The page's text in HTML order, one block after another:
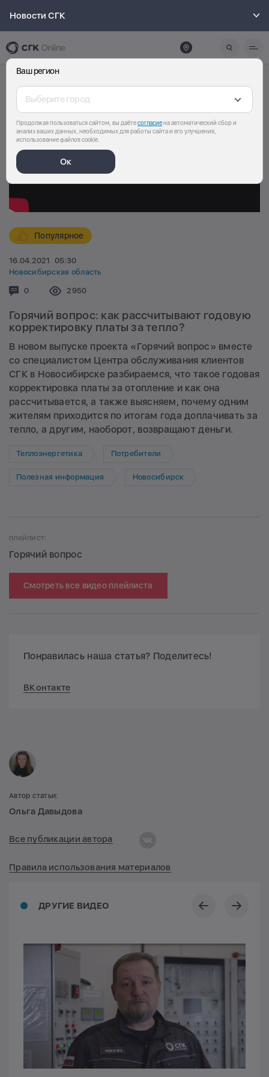
Новости СГК
Ваш регион
Выберите город
Продолжая пользоваться сайтом, вы даётесогласиена автоматический сбор и
анализ ваших данных, необходимых для работы сайта и его улучшения,
использование файлов cookie.
Ок
Популярное
16.04.2021 05:30
Новосибирская область
Комментариев:
0 Просмотров:
2950
Горячий вопрос: как рассчитывают годовую
корректировку платы за тепло?
В новом выпуске проекта «Горячий вопрос» вместе
со специалистом Центра обслуживания клиентов
СГК в Новосибирске разбираемся, что такое годовая
корректировка платы за отопление и как она
рассчитывается, а также выясняем, почему одним
жителям приходится по итогам года доплачивать за
тепло, а другим, наоборот, возвращают деньги.
Теплоэнергетика Потребители
Полезная информация Новосибирск
плейлист:
Горячий вопрос
Смотреть все видео плейлиста
Понравилась наша статья? Поделитесь!
ВКонтакте
ДРУГИЕ ВИДЕО
Автор статьи:
Ольга Давыдова
Все публикации автора
Правила использования материалов